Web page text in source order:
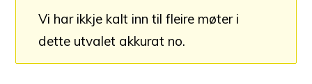
ø
Vi har ikkje kalt inn til fleire møter i
dette utvalet akkurat no.